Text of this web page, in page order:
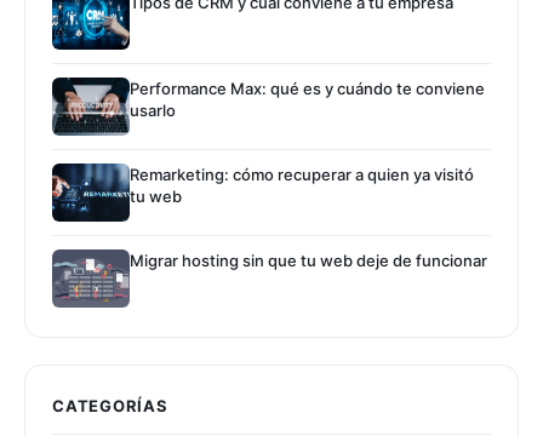
Performance Max: qué es y cuándo te conviene
usarlo
Remarketing: cómo recuperar a quien ya visitó
tu web
Migrar hosting sin que tu web deje de funcionar
CATEGORÍAS